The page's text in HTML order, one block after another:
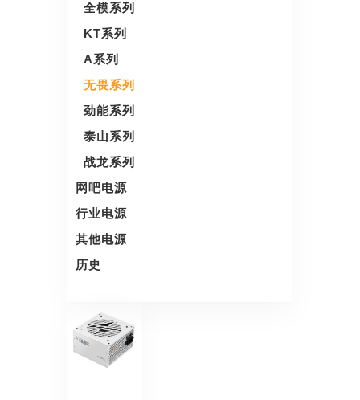
全模系列
KT系列
A系列
无畏系列
劲能系列
泰山系列
战龙系列
网吧电源
行业电源
其他电源
历史